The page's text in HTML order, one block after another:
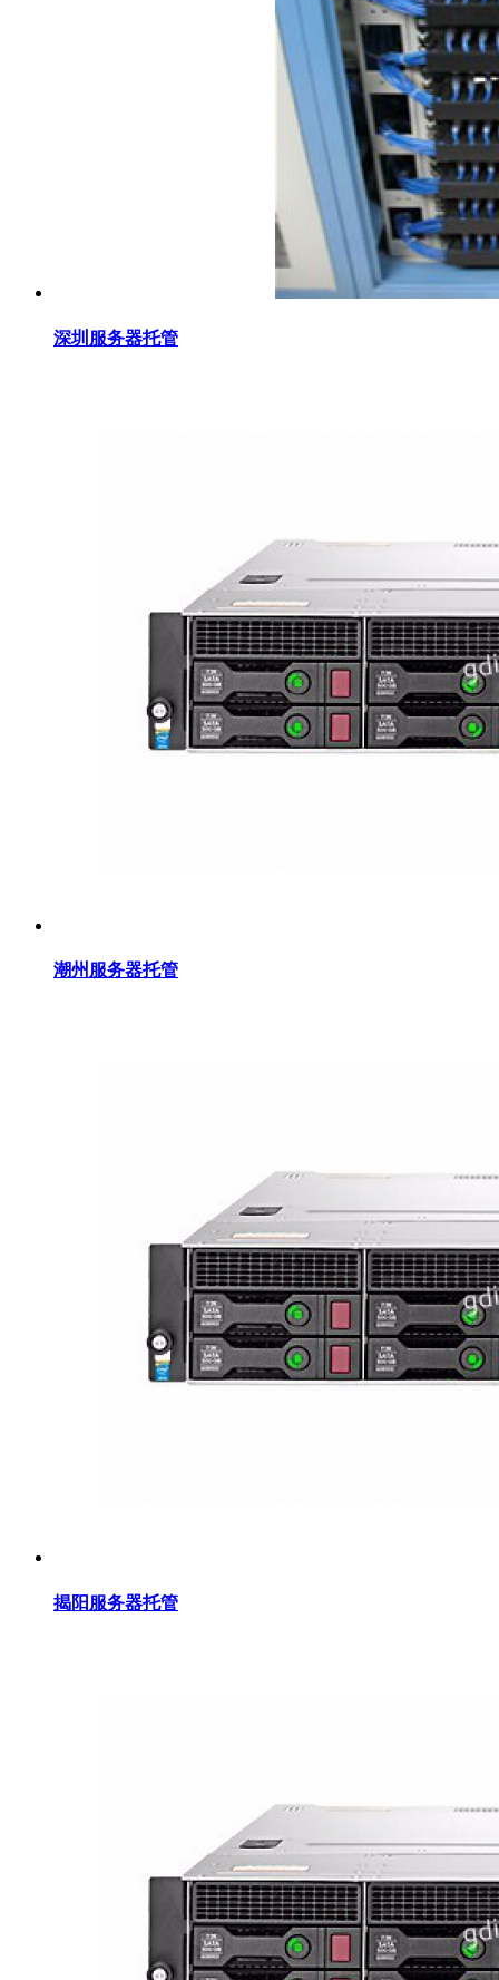
深圳服务器托管
潮州服务器托管
揭阳服务器托管